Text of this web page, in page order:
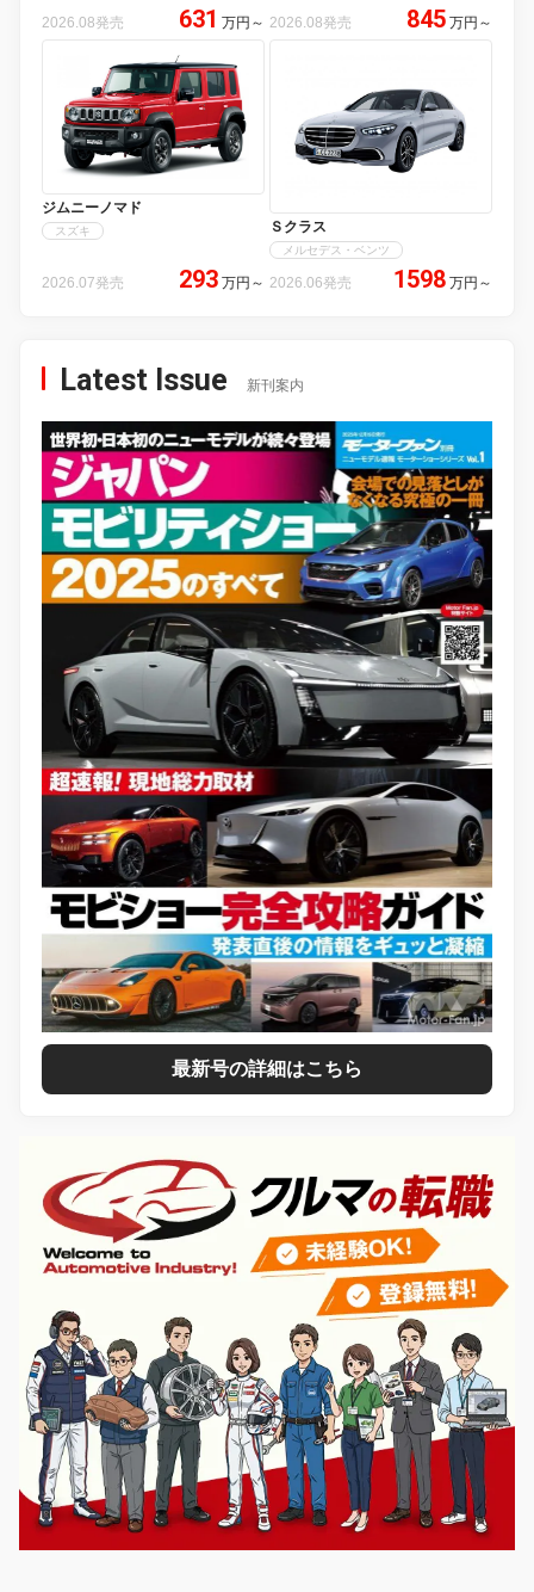
2026.08発売 631 万円 ～ 2026.08発売 845 万円 ～
ジムニーノマド
スズキ
2026.07発売 293 万円 ～
Ｓクラス
メルセデス・ベンツ
2026.06発売 1598 万円 ～
Latest Issue 新刊案内
最新号の詳細はこちら